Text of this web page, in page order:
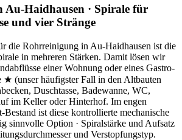
Au-Haidhausen · Spirale für
und vier Stränge
die Rohrreinigung in Au-Haidhausen ist die
in mehreren Stärken. Damit lösen wir
einer Wohnung oder eines Gastro-
★ (unser häufigster Fall in den Altbauten
Duschtasse, Badewanne, WC,
im Keller oder Hinterhof. Im engen
ist diese kontrollierte mechanische
sinnvolle Option · Spiralstärke und Aufsatz
und Verstopfungstyp.